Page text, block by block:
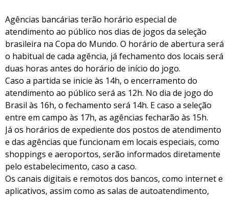
Agências bancárias terão horário especial de
atendimento ao público nos dias de jogos da seleção
brasileira na Copa do Mundo. O horário de abertura será
o habitual de cada agência, já fechamento dos locais será
duas horas antes do horário de início do jogo.
Caso a partida se inicie às 14h, o encerramento do
atendimento ao público será as 12h. No dia de jogo do
Brasil às 16h, o fechamento será 14h. E caso a seleção
entre em campo às 17h, as agências fecharão às 15h.
Já os horários de expediente dos postos de atendimento
e das agências que funcionam em locais especiais, como
shoppings e aeroportos, serão informados diretamente
pelo estabelecimento, caso a caso.
Os canais digitais e remotos dos bancos, como internet e
aplicativos, assim como as salas de autoatendimento,